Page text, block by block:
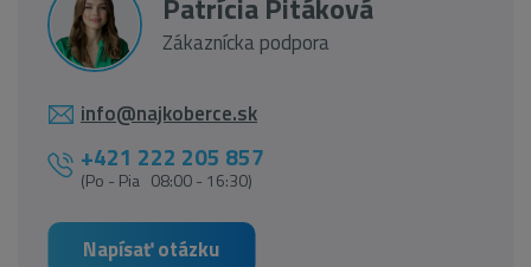
Zákaznícka podpora
info@najkoberce.sk
+421 222 205 857
(Po - Pia 08:00 - 16:30)
Napísať otázku